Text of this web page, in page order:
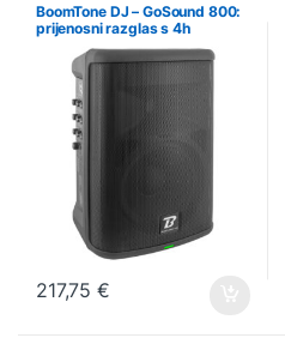
BoomTone DJ – GoSound 800:
prijenosni razglas s 4h
baterijom
217,75€